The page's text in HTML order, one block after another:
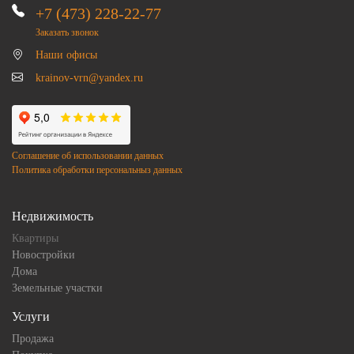
+7 (473) 228-22-77
Заказать звонок
Наши офисы
krainov-vrn@yandex.ru
Соглашение об использовании данных
Политика обработки персональныз данных
Недвижимость
Квартиры
Новостройки
Дома
Земельные участки
Услуги
Продажа